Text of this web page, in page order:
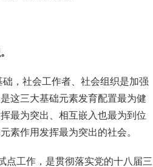
，社会工作者、社会组织是加强
这三大基础元素发育配置最为健
最为突出、相互嵌入也最为到位
素作用发挥最为突出的社会。
点工作，是贯彻落实党的十八届三